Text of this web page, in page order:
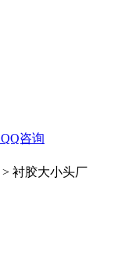
QQ咨询
> 衬胶大小头厂